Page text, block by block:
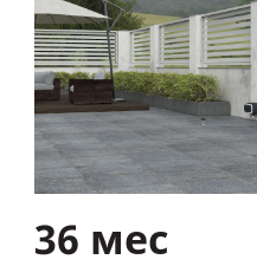
36 мес